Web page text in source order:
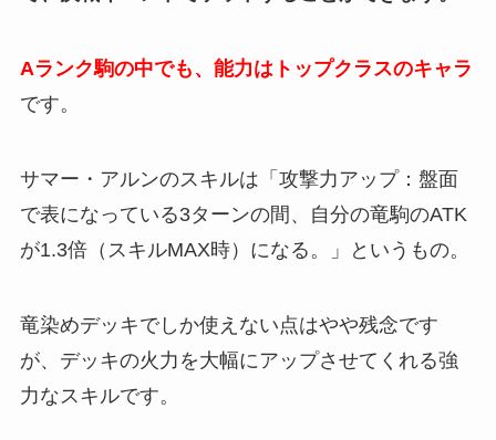
Aランク駒の中でも、能力はトップクラスのキャラ
です。
サマー・アルンのスキルは「攻撃力アップ：盤面
で表になっている3ターンの間、自分の竜駒のATK
が1.3倍（スキルMAX時）になる。」というもの。
竜染めデッキでしか使えない点はやや残念です
が、デッキの火力を大幅にアップさせてくれる強
力なスキルです。